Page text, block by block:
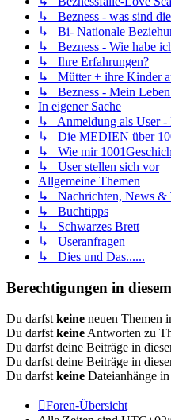
↳ Bezness - was sind
↳ Bi- Nationale
↳ Bezness - Wie habe
↳ Ihre Erfahrungen?
↳ Mütter + ihre Kinder
↳ Bezness - Mein Leben
In eigener Sache
↳ Anmeldung als User -
↳ Die MEDIEN über
↳ Wie mir
↳ User stellen sich vor
Allgemeine Themen
↳ Nachrichten, News &
↳ Buchtipps
↳ Schwarzes Brett
↳ Useranfragen
↳ Dies und Das......
Berechtigungen in
Du darfst keine neuen Themen
Du darfst keine Antworten zu
Du darfst deine Beiträge in
Du darfst deine Beiträge in
Du darfst keine Dateianhänge
Foren-Übersicht